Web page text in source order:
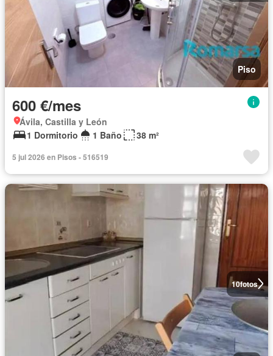
Piso
600 €/mes
Ávila, Castilla y León
1 Dormitorio
1 Baño 38 m²
5 jul 2026 en Pisos - 516519
10fotos